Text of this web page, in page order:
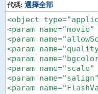
代碼: 選擇全部
<object
<param
<param
<param
<param
<param
<param
<param